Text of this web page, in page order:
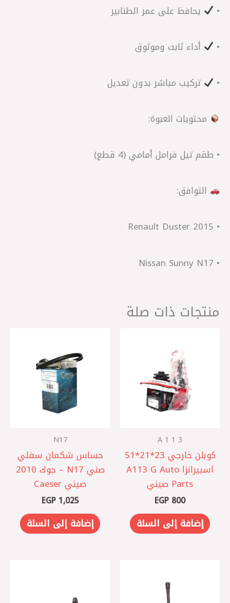
• يحافظ على عمر الطنابير
• أداء ثابت وموثوق
• تركيب مباشر بدون تعديل
محتويات العبوة:
• طقم تيل فرامل أمامي (4 قطع)
التوافق:
• Renault Duster 2015
• Nissan Sunny N17
منتجات ذات صلة
A 1 1 3
كوبلن خارجي 23*21*51
اسبيرانزا A113 G Auto
Parts صيني
EGP 800
إضافة إلى السلة
N17
حساس شكمان سفلي
صني N17 – جوك 2010
صيني Caeser
EGP1,025
إضافة إلى السلة